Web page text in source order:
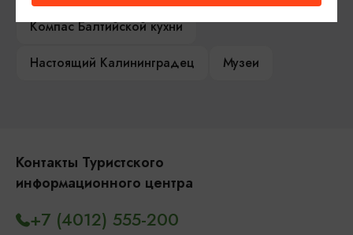
Компас Балтийской кухни
Настоящий Калининградец
Музеи
Контакты Туристского
информационного центра
+7 (4012) 555-200